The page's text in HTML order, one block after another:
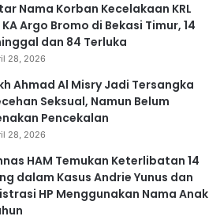
Nama Korban Kecelakaan KRL
Argo Bromo di Bekasi Timur, 14
dan 84 Terluka
28, 2026
Ahmad Al Misry Jadi Tersangka
Seksual, Namun Belum
Pencekalan
28, 2026
HAM Temukan Keterlibatan 14
dalam Kasus Andrie Yunus dan
HP Menggunakan Nama Anak